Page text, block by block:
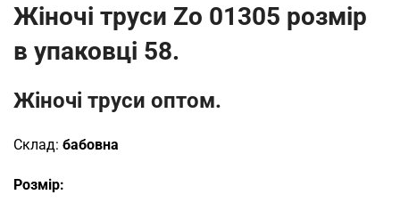
Жіночі труси Zo 01305 розмір
в упаковці 58.
Жіночі труси оптом.
Склад: бабовна
Розмір: